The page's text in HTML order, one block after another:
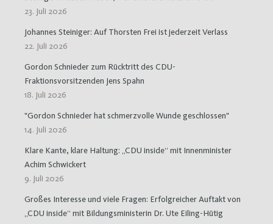
23. Juli 2026
Johannes Steiniger: Auf Thorsten Frei ist jederzeit Verlass
22. Juli 2026
Gordon Schnieder zum Rücktritt des CDU-
Fraktionsvorsitzenden Jens Spahn
18. Juli 2026
"Gordon Schnieder hat schmerzvolle Wunde geschlossen"
14. Juli 2026
Klare Kante, klare Haltung: „CDU inside“ mit Innenminister
Achim Schwickert
9. Juli 2026
Großes Interesse und viele Fragen: Erfolgreicher Auftakt von
„CDU inside“ mit Bildungsministerin Dr. Ute Eiling-Hütig